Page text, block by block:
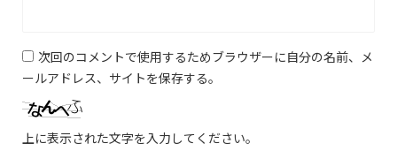
次回のコメントで使用するためブラウザーに自分の名前、メ
ールアドレス、サイトを保存する。
上に表示された文字を入力してください。